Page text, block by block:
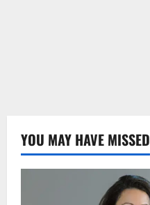
YOU MAY HAVE MISSED